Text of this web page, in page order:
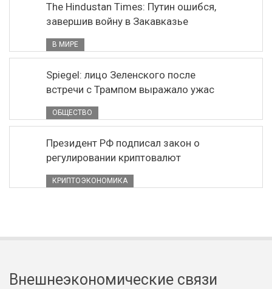
The Hindustan Times: Путин ошибся,
завершив войну в Закавказье
В МИРЕ
Spiegel: лицо Зеленского после
встречи с Трампом выражало ужас
ОБЩЕСТВО
Президент РФ подписал закон о
регулировании криптовалют
КРИПТОЭКОНОМИКА
Внешнеэкономические связи